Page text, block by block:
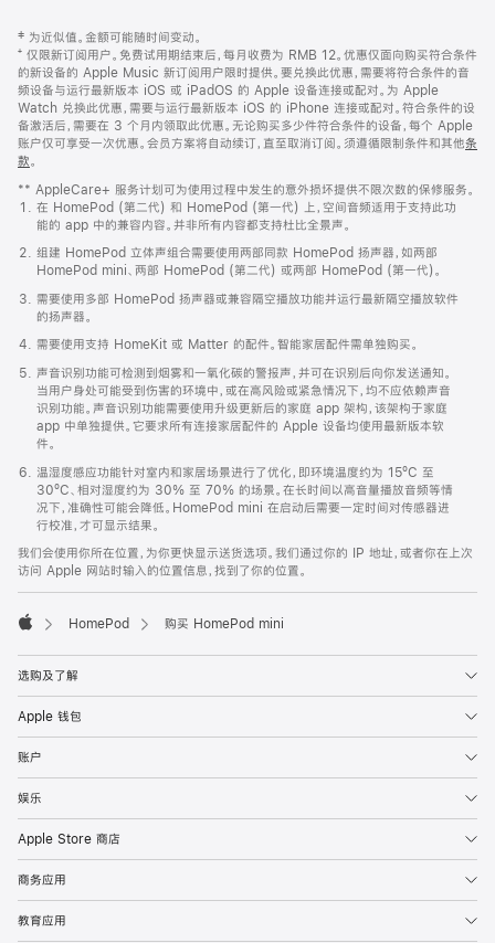
页
页
脚
注
‡ 为近似值。金额可能随时间变动。
⁺ 仅限新订阅用户。免费试用期结束后，每月收费为 RMB 12。优惠仅面向购买符合条件
的新设备的 Apple Music 新订阅用户限时提供。要兑换此优惠，需要将符合条件的音
频设备与运行最新版本 iOS 或 iPadOS 的 Apple 设备连接或配对。为 Apple
Watch 兑换此优惠，需要与运行最新版本 iOS 的 iPhone 连接或配对。符合条件的设
备激活后，需要在 3 个月内领取此优惠。无论购买多少件符合条件的设备，每个 Apple
账户仅可享受一次优惠。会员方案将自动续订，直至取消订阅。须遵循限制条件和其他条
款。
窗
口
中
打
开)
** AppleCare+ 服务计划可为使用过程中发生的意外损坏提供不限次数的保修服务。
在 HomePod (第二代) 和 HomePod (第一代) 上，空间音频适用于支持此功
能的 app 中的兼容内容。并非所有内容都支持杜比全景声。
组建 HomePod 立体声组合需要使用两部同款 HomePod 扬声器，如两部
HomePod mini、两部 HomePod (第二代) 或两部 HomePod (第一代)。
需要使用多部 HomePod 扬声器或兼容隔空播放功能并运行最新隔空播放软件
的扬声器。
需要使用支持 HomeKit 或 Matter 的配件。智能家居配件需单独购买。
声音识别功能可检测到烟雾和一氧化碳的警报声，并可在识别后向你发送通知。
当用户身处可能受到伤害的环境中，或在高风险或紧急情况下，均不应依赖声音
识别功能。声音识别功能需要使用升级更新后的家庭 app 架构，该架构于家庭
app 中单独提供。它要求所有连接家居配件的 Apple 设备均使用最新版本软
件。
温湿度感应功能针对室内和家居场景进行了优化，即环境温度约为 15ºC 至
30ºC、相对湿度约为 30% 至 70% 的场景。在长时间以高音量播放音频等情
况下，准确性可能会降低。HomePod mini 在启动后需要一定时间对传感器进
行校准，才可显示结果。
我们会使用你所在位置，为你更快显示送货选项。我们通过你的 IP 地址，或者你在上次
访问 Apple 网站时输入的位置信息，找到了你的位置。
HomePod 购买 HomePod mini
选购及了解
Apple 钱包
账户
娱乐
Apple Store 商店
商务应用
教育应用